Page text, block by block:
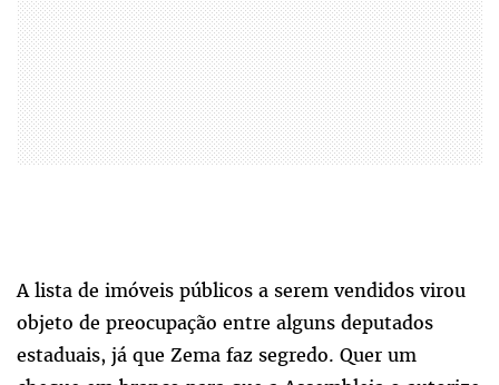
A lista de imóveis públicos a serem vendidos virou
objeto de preocupação entre alguns deputados
estaduais, já que Zema faz segredo. Quer um